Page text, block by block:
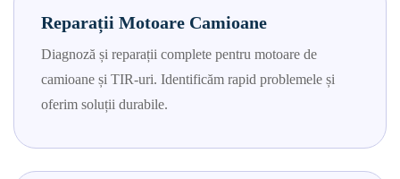
Reparații Motoare Camioane
Diagnoză și reparații complete pentru motoare de
camioane și TIR-uri. Identificăm rapid problemele și
oferim soluții durabile.